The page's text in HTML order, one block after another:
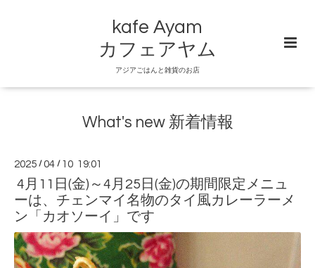
kafe Ayam
カフェアヤム
アジアごはんと雑貨のお店
What's new 新着情報
2025 /04 / 10 19:01
4月11日(金)～4月25日(金)の期間限定メニュ
ーは、チェンマイ名物のタイ風カレーラーメ
ン「カオソーイ」です